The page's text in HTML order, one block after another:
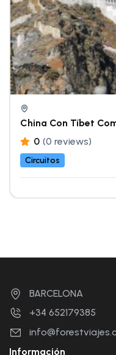
China Con Tíbet
0 (0 reviews)
Circuitos
BARCELONA
+34 652179385
Información